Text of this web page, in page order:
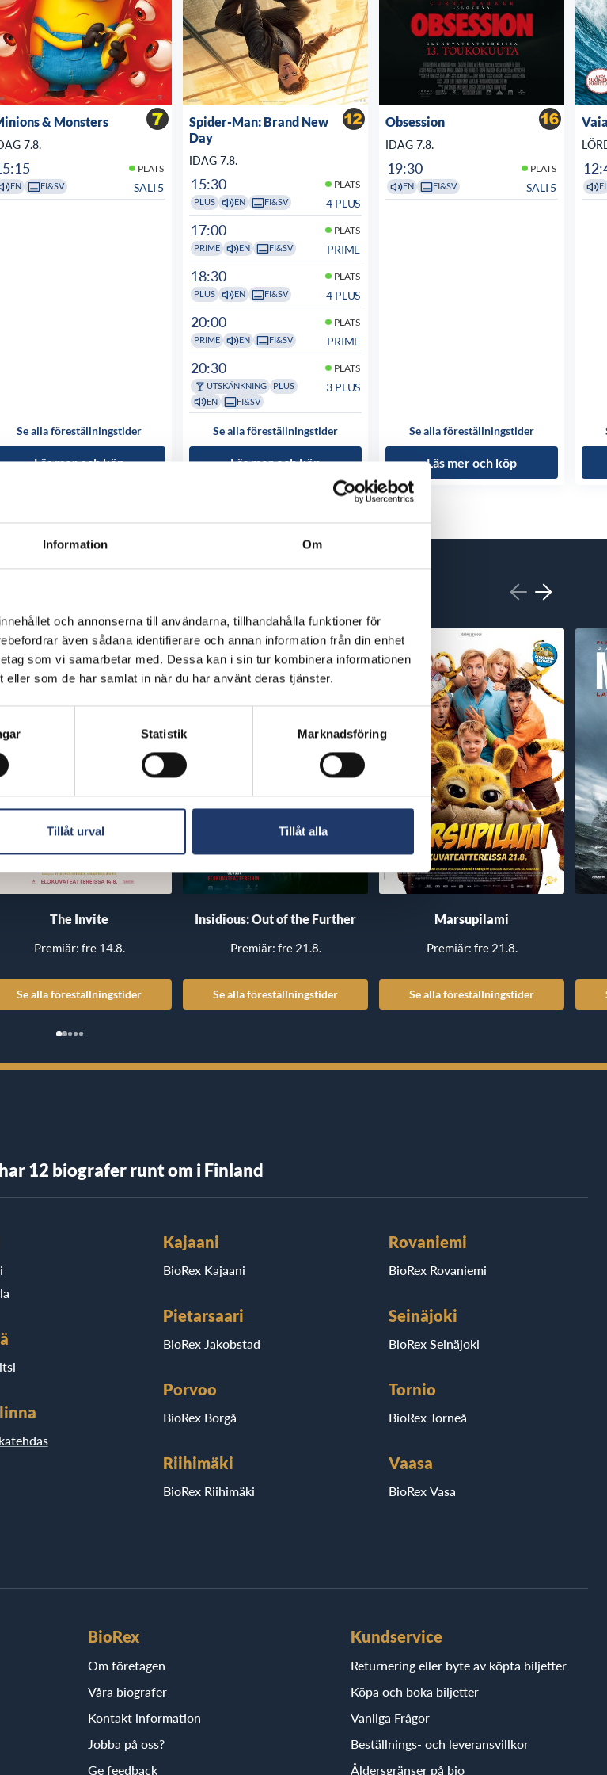
Information Om
och annonserna till användarna, tillhandahålla funktioner för
även sådana identifierare och annan information från din enhet
som vi samarbetar med. Dessa kan i sin tur kombinera informationen
som de har samlat in när du har använt deras tjänster.
Statistik Marknadsföring
Tillåt urval Tillåt alla
& Monsters
7.8.
PLATS
EN FI&SV SALI 5
Se alla föreställningstider
Läs mer och köp
Spider-Man: Brand New
Day
IDAG 7.8.
15:30 PLATS
PLUS EN FI&SV 4 PLUS
17:00 PLATS
PRIME EN FI&SV PRIME
18:30 PLATS
PLUS EN FI&SV 4 PLUS
20:00 PLATS
PRIME EN FI&SV PRIME
20:30 PLATS
UTSKÄNKNING
PLUS
EN
FI&SV
3 PLUS
Se alla föreställningstider
Läs mer och köp
Obsession
IDAG 7.8.
19:30 PLATS
EN FI&SV SALI 5
Se alla föreställningstider
Läs mer och köp
FI
The Invite
Premiär: fre 14.8.
Se alla föreställningstider
Insidious: Out of the Further
Premiär: fre 21.8.
Se alla föreställningstider
Marsupilami
Premiär: fre 21.8.
Se alla föreställningstider
12 biografer runt om i Finland
Kajaani
BioRex Kajaani
Pietarsaari
BioRex Jakobstad
Porvoo
BioRex Borgå
Riihimäki
BioRex Riihimäki
Rovaniemi
BioRex Rovaniemi
Seinäjoki
BioRex Seinäjoki
Tornio
BioRex Torneå
Vaasa
BioRex Vasa
BioRex
Om företagen
Våra biografer
Kontakt information
Jobba på oss?
Ge feedback
Kundservice
Returnering eller byte av köpta biljetter
Köpa och boka biljetter
Vanliga Frågor
Beställnings- och leveransvillkor
Åldersgränser på bio